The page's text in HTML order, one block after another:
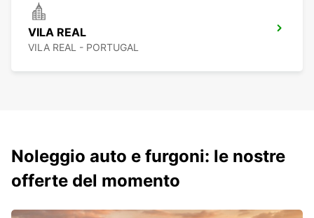
VILA REAL
VILA REAL - PORTUGAL
Noleggio auto e furgoni: le nostre
offerte del momento